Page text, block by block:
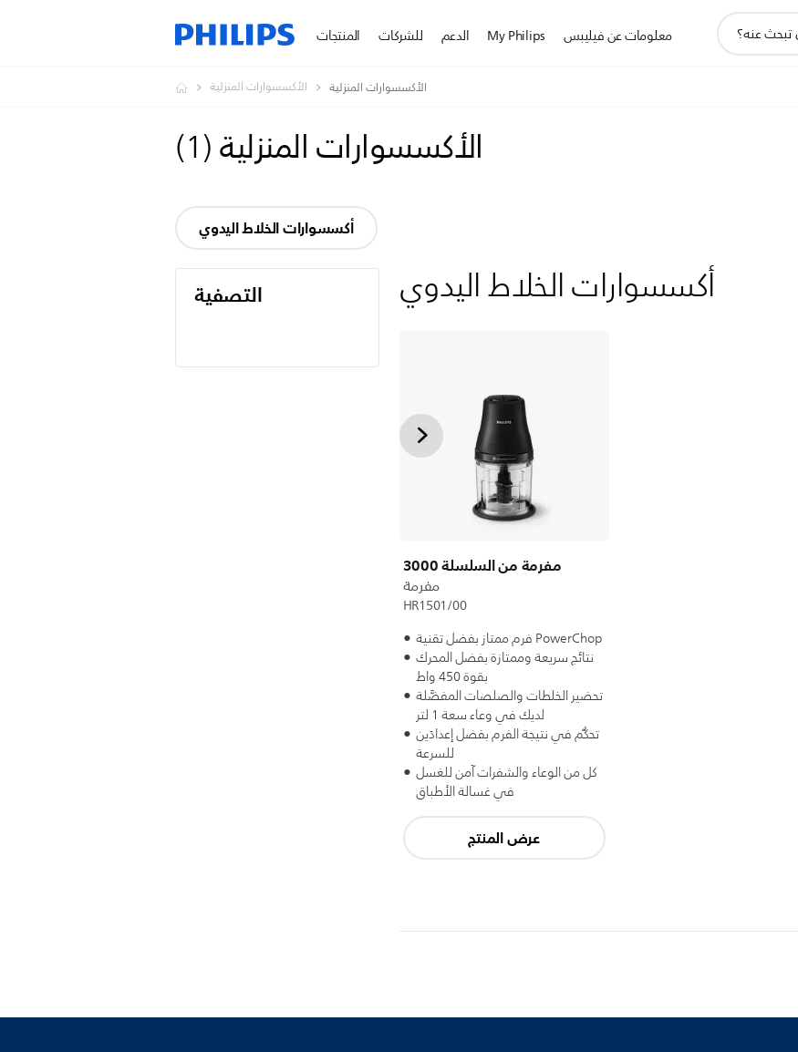
المنتجات للشركات الدعم My Philips معلومات عن فيليبس
دعم
الأكسسوارات المنزلية الأكسسوارات المنزلية
الأكسسوارات المنزلية(
1
)
أكسسوارات الخلاط اليدوي
التصفية أكسسوارات الخلاط اليدوي
مفرمة من السلسلة 3000
مفرمة
HR1501/00
فرم ممتاز بفضل تقنية PowerChop
نتائج سريعة وممتازة بفضل المحرك
بقوة 450 واط
تحضير الخلطات والصلصات المفضَّلة
لديك في وعاء سعة 1 لتر
تحكُّم في نتيجة الفرم بفضل إعدادَين
للسرعة
كل من الوعاء والشفرات آمن للغسل
في غسالة الأطباق
عرض المنتج